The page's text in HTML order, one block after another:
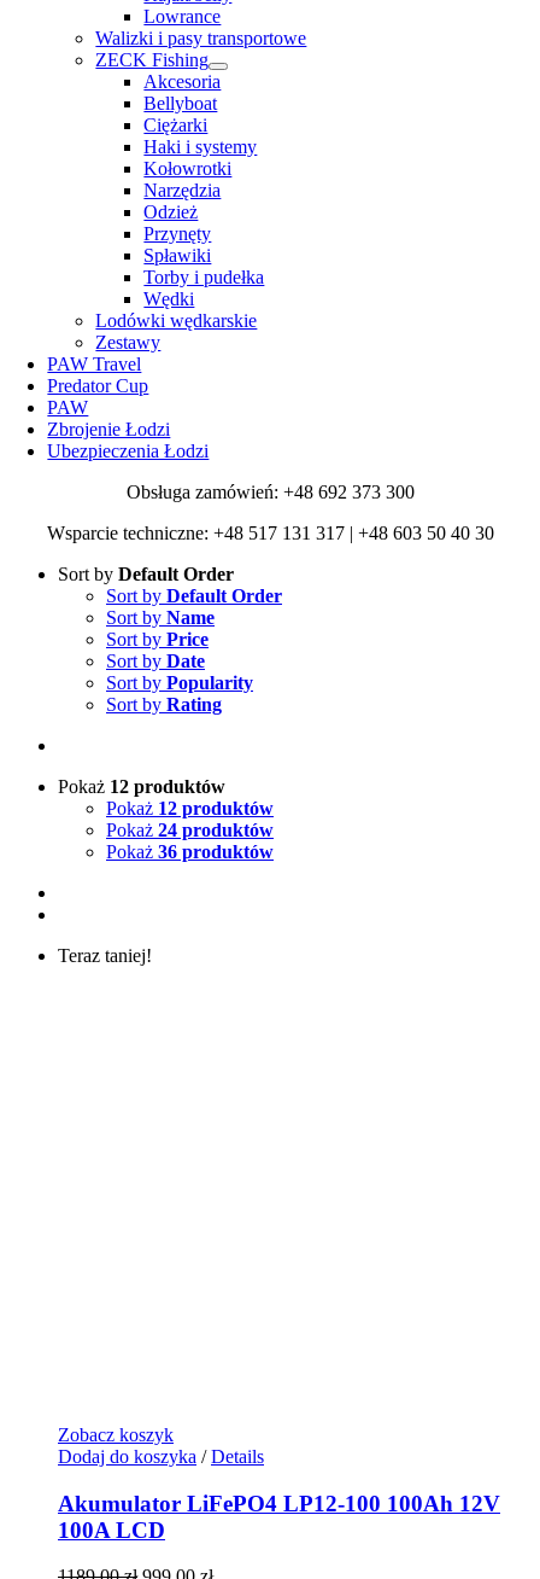
Lowrance
Walizki i pasy transportowe
ZECK Fishing
Akcesoria
Bellyboat
Ciężarki
Haki i systemy
Kołowrotki
Narzędzia
Odzież
Przynęty
Spławiki
Torby i pudełka
Wędki
Lodówki wędkarskie
Zestawy
PAW Travel
Predator Cup
PAW
Zbrojenie Łodzi
Ubezpieczenia Łodzi
Obsługa zamówień: +48 692 373 300
Wsparcie techniczne: +48 517 131 317 | +48 603 50 40 30
Sort by Default Order
Sort by Default Order
Sort by Name
Sort by Price
Sort by Date
Sort by Popularity
Sort by Rating
Pokaż 12 produktów
Pokaż 12 produktów
Pokaż 24 produktów
Pokaż 36 produktów
Teraz taniej!
Zobacz koszyk
Dodaj do koszyka / Details
Akumulator LiFePO4 LP12-100 100Ah 12V
100A LCD